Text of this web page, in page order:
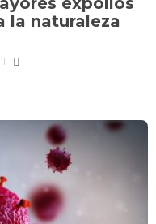
la naturaleza